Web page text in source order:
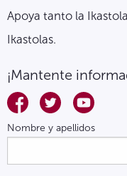
Apoya tanto la
Ikastolas.
¡Mantente
Nombre y apellidos